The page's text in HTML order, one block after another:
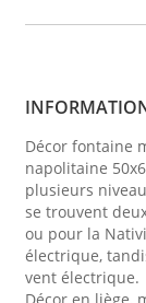
Décor fontaine
napolitaine
plusieurs
se trouvent
ou pour la
électrique,
vent électrique.